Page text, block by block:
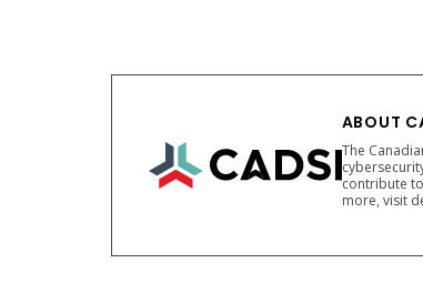
ABOUT
The
contribute
more, visit